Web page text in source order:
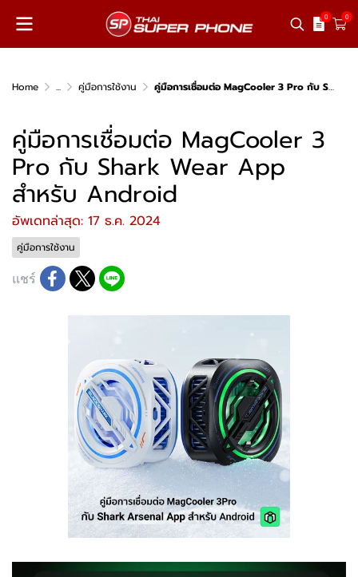
0 0
Home ... คู่มือการใช้งาน คู่มือการเชื่อมต่อ MagCooler 3 Pro กับ Shark Wear App สำหรับ Android
คู่มือการเชื่อมต่อ MagCooler 3
Pro กับ Shark Wear App
สำหรับ Android
อัพเดทล่าสุด: 17 ธ.ค. 2024
คู่มือการใช้งาน
แชร์